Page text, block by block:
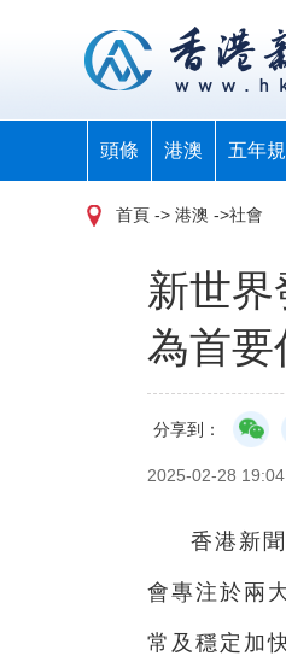
頭條 港澳 五年
首頁 -> 港澳 ->社會
新世
為首要
分享到：
2025-02-28 19:04
香港新
會專注於兩
常及穩定加